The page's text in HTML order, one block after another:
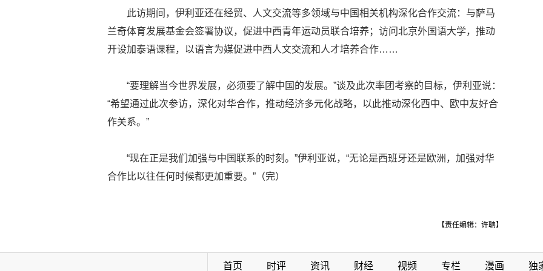
此访期间，伊利亚还在经贸、人文交流等多领域与中国相关机构深化合作交流：与萨马
兰奇体育发展基金会签署协议，促进中西青年运动员联合培养；访问北京外国语大学，推动
开设加泰语课程，以语言为媒促进中西人文交流和人才培养合作……
“要理解当今世界发展，必须要了解中国的发展。”谈及此次率团考察的目标，伊利亚说：
“希望通过此次参访，深化对华合作，推动经济多元化战略，以此推动深化西中、欧中友好合
作关系。”
“现在正是我们加强与中国联系的时刻。”伊利亚说，“无论是西班牙还是欧洲，加强对华
合作比以往任何时候都更加重要。”（完）
【责任编辑：许聃】
首页 时评 资讯 财经 视频 专栏 漫画 独